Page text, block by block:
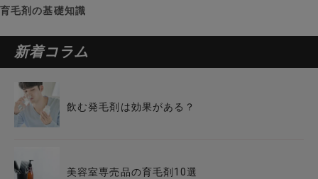
育毛剤の基礎知識
新着コラム
飲む発毛剤は効果がある？
美容室専売品の育毛剤10選